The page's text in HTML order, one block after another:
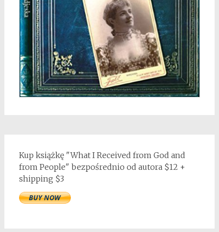
Kup książkę "What I Received from God and
from People" bezpośrednio od autora $12 +
shipping $3